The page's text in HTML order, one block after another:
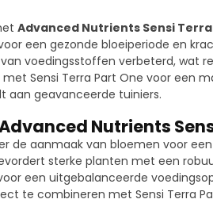
Advanced Nutrients Sensi Terra
een gezonde bloeiperiode en
voedingsstoffen verbeterd, wat
Sensi Terra Part One voor een
aan geavanceerde tuiniers.
Nutrients
de aanmaak van bloemen voor
sterke planten met een
een uitgebalanceerde
te combineren met Sensi Terra